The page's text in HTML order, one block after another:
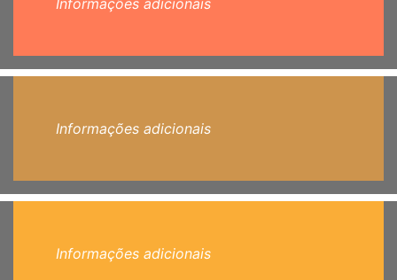
Informações adicionais
Informações adicionais
Informações adicionais